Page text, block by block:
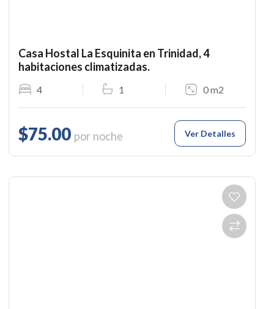
Casa Hostal La Esquinita en Trinidad, 4
habitaciones climatizadas.
4 1 0 m2
$75.00 por noche Ver Detalles